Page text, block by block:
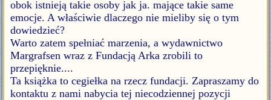
obok istnieją takie osoby jak ja. mające takie same
emocje. A właściwie dlaczego nie mieliby się o tym
dowiedzieć?
Warto zatem spełniać marzenia, a wydawnictwo
Margrafsen wraz z Fundacją Arka zrobili to
przepięknie....
Ta książka to cegiełka na rzecz fundacji. Zapraszamy do
kontaktu z nami nabycia tej niecodziennej pozycji